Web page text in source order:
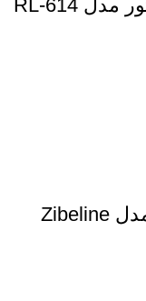
اپیلیدی پنج کاره پرومارون-اپیلاتور مدل RL-614
ادکلن ادوپرفیوم زنانه گوچینی مدل Zibeline